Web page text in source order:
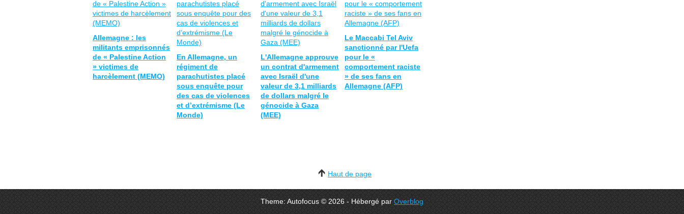
Allemagne : les
militants emprisonnés
de « Palestine Action
» victimes de
harcèlement (MEMO)
En Allemagne, un
régiment de
parachutistes placé
sous enquête pour
des cas de violences
et d’extrémisme (Le
Monde)
L'Allemagne approuve
un contrat d'armement
avec Israël d'une
valeur de 3,1 milliards
de dollars malgré le
génocide à Gaza
(MEE)
Le Maccabi Tel Aviv
sanctionné par l'Uefa
pour le «
comportement raciste
» de ses fans en
Allemagne (AFP)
Haut de page
Theme: Autofocus © 2026 - Hébergé parOverblog